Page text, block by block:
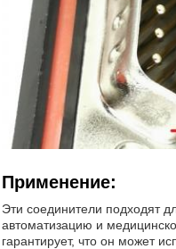
Применение:
Эти соединители подходят
автоматизацию и
гарантирует, что он может